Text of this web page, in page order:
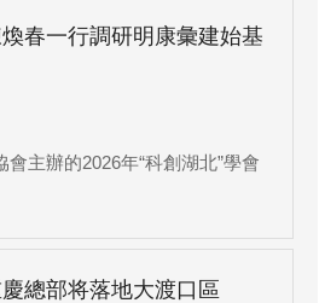
春一行調研明康彙建始基
主辦的2026年“科創湖北”學會
總部将落地大渡口區